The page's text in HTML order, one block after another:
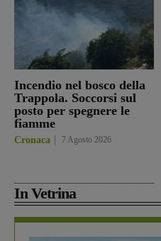
Incendio nel bosco della
Trappola. Soccorsi sul
posto per spegnere le
fiamme
Cronaca 7 Agosto 2026
In Vetrina